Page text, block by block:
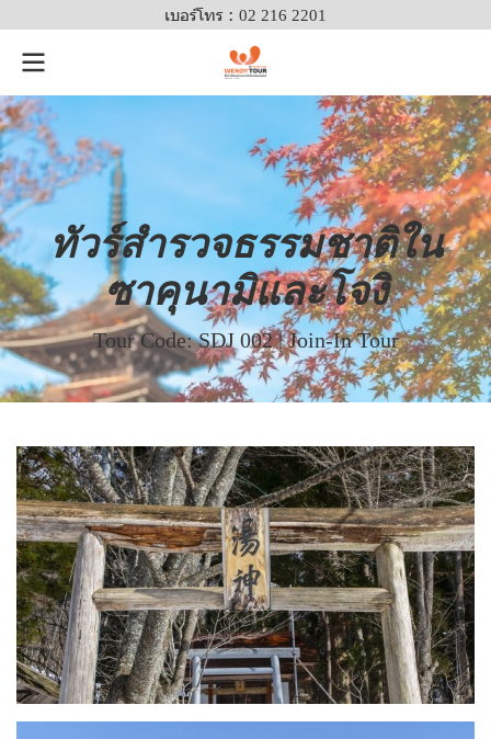
เบอร์โทร : 02 216 2201
ทัวร์สำรวจธรรมชาติใน
ซาคุนามิและโจงิ
Tour Code: SDJ 002 | Join-In Tour